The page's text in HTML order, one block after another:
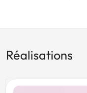
Réalisations